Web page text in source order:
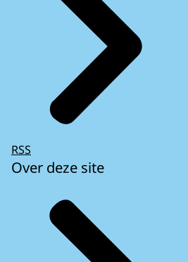
RSS
Over deze site